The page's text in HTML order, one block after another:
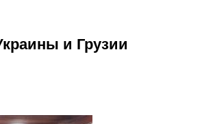
и Грузии